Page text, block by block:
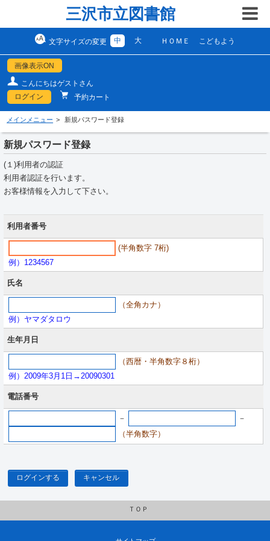
三沢市立図書館
文字サイズの変更 中 大 ＨＯＭＥ こどもよう
画像表示ON
こんにちはゲストさん
ログイン
予約カート
メインメニュー 新規パスワード登録
新規パスワード登録
(１)利用者の認証
利用者認証を行います。
お客様情報を入力して下さい。
利用者番号
(半角数字 7桁)
例）1234567
氏名
（全角カナ）
例）ヤマダタロウ
生年月日
（西暦・半角数字８桁）
例）2009年3月1日→20090301
電話番号
－
－
（半角数字）
ログインする キャンセル
ＴＯＰ